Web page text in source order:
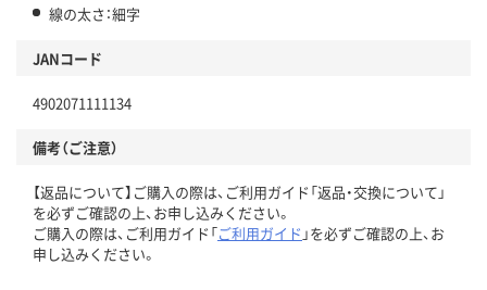
線の太さ：細字
JANコード
4902071111134
備考（ご注意）
【返品について】ご購入の際は、ご利用ガイド「返品・交換について」
を必ずご確認の上、お申し込みください。
ご購入の際は、ご利用ガイド「ご利用ガイド 」を必ずご確認の上、お
申し込みください。